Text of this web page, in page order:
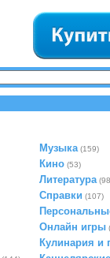
Музыка (159)
Кино (53)
Литература
Справки (107)
Онлайн игры
Кулинария и